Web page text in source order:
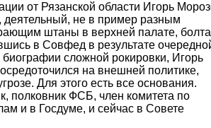
от Рязанской области Игорь
деятельный, не в пример разным
штаны в верхней палате,
в Совфед в результате
биографии сложной рокировки, Игорь
на внешней политике,
Для этого есть все основания.
полковник ФСБ, член комитета по
и в Госдуме, и сейчас в Совете